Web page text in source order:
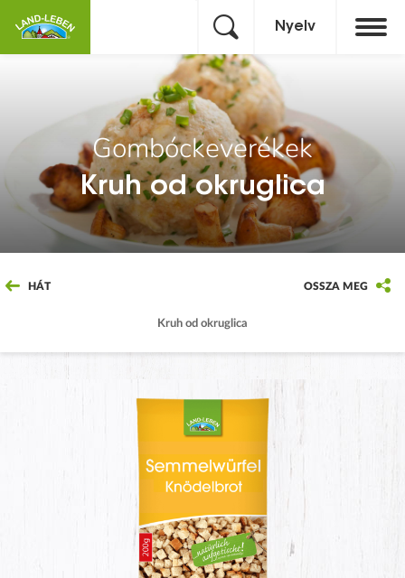
Nyelv
Gombóckeverékek
Kruh od okruglica
HÁT
Kruh od okruglica
OSSZA MEG